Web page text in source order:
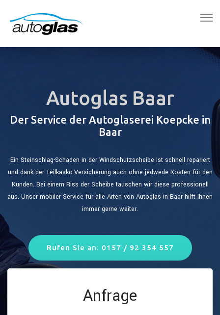
Autoglas Baar
Der Service der Autoglaserei Koepcke in
Baar
Ein Steinschlag-Schaden in der Windschutzscheibe ist schnell repariert
und dank der Teilkasko-Versicherung auch ohne jedwede Kosten für den
Kunden. Bei einem Riss der Scheibe tauschen wir diese professionell
aus. Unser mobiler Service für alle Arten von Autoglas in Baar hilft Ihnen
immer gerne weiter.
Rufen Sie an: 0157 / 92 354 557
Anfrage